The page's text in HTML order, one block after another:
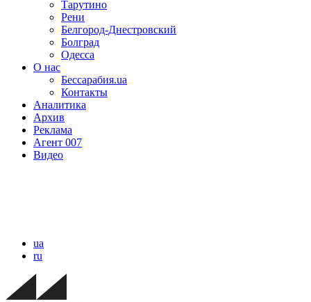
Тарутино
Рени
Белгород-Днестровский
Болград
Одесса
О нас
Бессарабия.ua
Контакты
Аналитика
Архив
Реклама
Агент 007
Видео
ua
ru